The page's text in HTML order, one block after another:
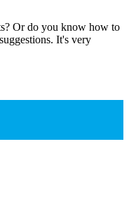
Or do you know how to
It's very